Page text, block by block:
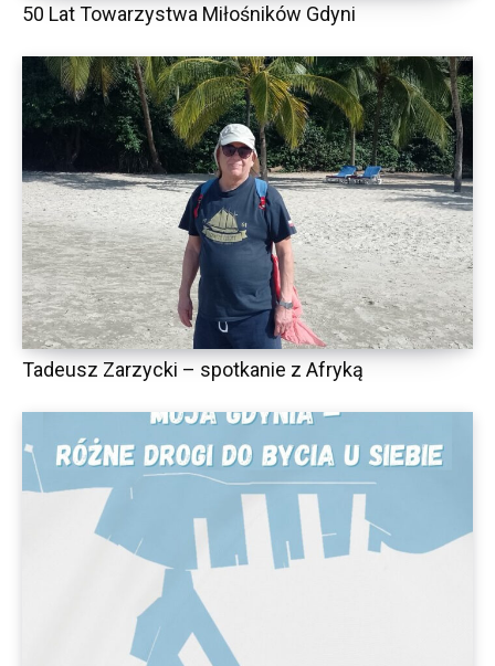
50 Lat Towarzystwa Miłośników Gdyni
Tadeusz Zarzycki – spotkanie z Afryką